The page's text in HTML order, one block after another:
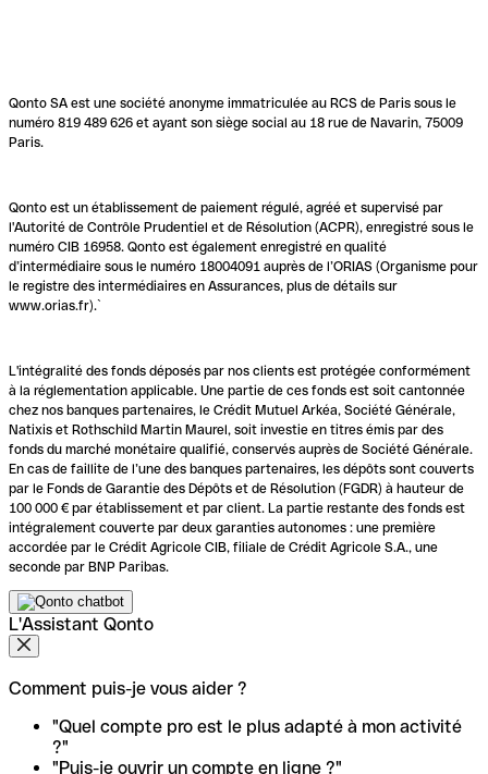
Qonto SA est une société anonyme immatriculée au RCS de Paris sous le
numéro 819 489 626 et ayant son siège social au 18 rue de Navarin, 75009
Paris.
Qonto est un établissement de paiement régulé, agréé et supervisé par
l'Autorité de Contrôle Prudentiel et de Résolution (ACPR), enregistré sous le
numéro CIB 16958. Qonto est également enregistré en qualité
d’intermédiaire sous le numéro 18004091 auprès de l’ORIAS (Organisme pour
le registre des intermédiaires en Assurances, plus de détails sur
www.orias.fr).`
L'intégralité des fonds déposés par nos clients est protégée conformément
à la réglementation applicable. Une partie de ces fonds est soit cantonnée
chez nos banques partenaires, le Crédit Mutuel Arkéa, Société Générale,
Natixis et Rothschild Martin Maurel, soit investie en titres émis par des
fonds du marché monétaire qualifié, conservés auprès de Société Générale.
En cas de faillite de l’une des banques partenaires, les dépôts sont couverts
par le Fonds de Garantie des Dépôts et de Résolution (FGDR) à hauteur de
100 000 € par établissement et par client. La partie restante des fonds est
intégralement couverte par deux garanties autonomes : une première
accordée par le Crédit Agricole CIB, filiale de Crédit Agricole S.A., une
seconde par BNP Paribas.
L'Assistant Qonto
Comment puis-je vous aider ?
"Quel compte pro est le plus adapté à mon activité
?"
"Puis-je ouvrir un compte en ligne ?"